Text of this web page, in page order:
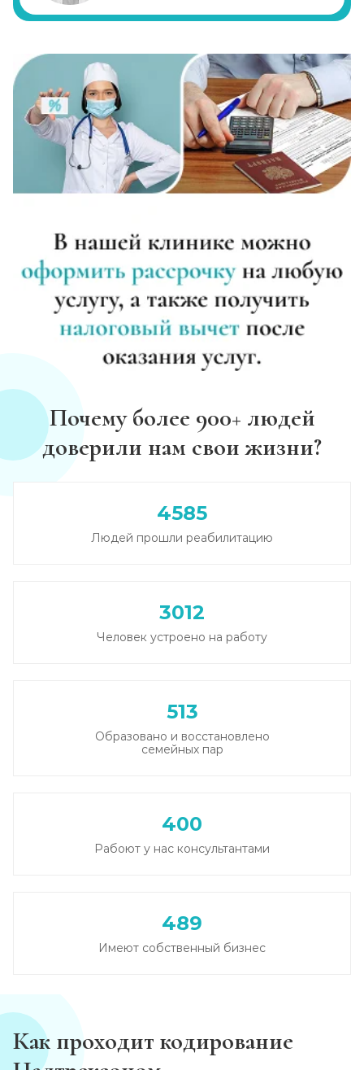
от 3 500 ₽/сутки Записаться
Диагностика алкоголизма
от 1 000 ₽ Записаться
Лечение похмелья
от 1 500 ₽ Записаться
от 2 000 ₽ Записаться
Прокапаться от алкоголя
от 2 000 ₽ Записаться
Круглосуточный вывод из запоя
Круглосуточный вывод из запоя
от 3 500 ₽ Записаться
Чистка крови от алкоголя (плазмаферез)
Записаться
Кодирование дисульфирамом
от 4 000 ₽
Почему более 900+ людей
доверили нам свои жизни?
4585
Людей прошли реабилитацию
3012
Человек устроено на работу
513
Образовано и восстановлено
семейных пар
400
Рабоют у нас консультантами
489
Имеют собственный бизнес
Как проходит кодирование